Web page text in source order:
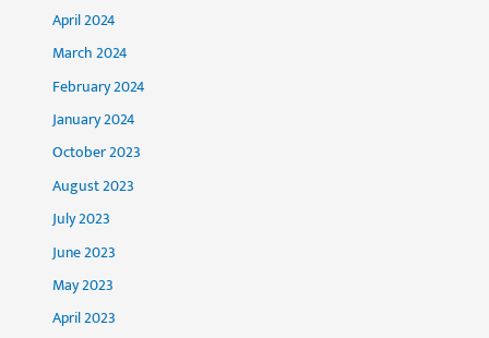
April 2024
March 2024
February 2024
January 2024
October 2023
August 2023
July 2023
June 2023
May 2023
April 2023